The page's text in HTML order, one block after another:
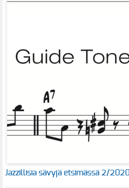
Jazzillisia sävyjä etsimässä 2/